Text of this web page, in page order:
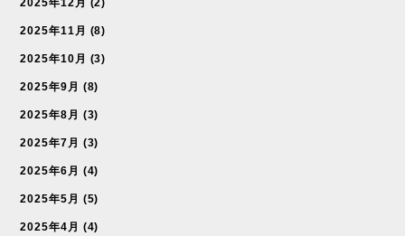
2025年12月 (2)
2025年11月 (8)
2025年10月 (3)
2025年9月 (8)
2025年8月 (3)
2025年7月 (3)
2025年6月 (4)
2025年5月 (5)
2025年4月 (4)